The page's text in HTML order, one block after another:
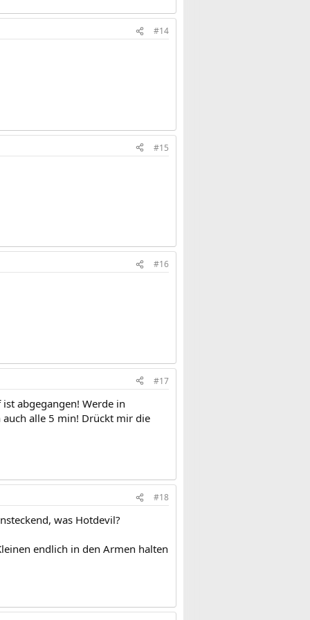
#14
#15
#16
#17
abgegangen! Werde in
auch alle 5 min! Drückt mir die
#18
was Hotdevil?
endlich in den Armen halten